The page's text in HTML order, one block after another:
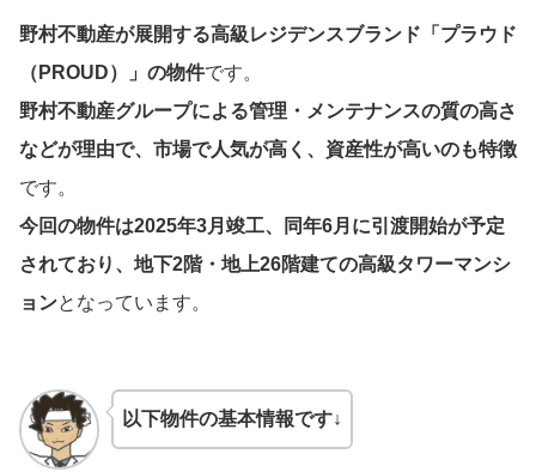
野村不動産が展開する高級レジデンスブランド「プラウド
（PROUD）」の物件です。
野村不動産グループによる管理・メンテナンスの質の高さ
などが理由で、市場で人気が高く、資産性が高いのも特徴
です。
今回の物件は2025年3月竣工、同年6月に引渡開始が予定
されており、地下2階・地上26階建ての高級タワーマンシ
ョンとなっています。
以下物件の基本情報です↓